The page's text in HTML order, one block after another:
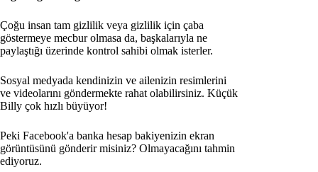
Çoğu insan tam gizlilik veya gizlilik için çaba
göstermeye mecbur olmasa da, başkalarıyla ne
paylaştığı üzerinde kontrol sahibi olmak isterler.
Sosyal medyada kendinizin ve ailenizin resimlerini
ve videolarını göndermekte rahat olabilirsiniz. Küçük
Billy çok hızlı büyüyor!
Peki Facebook'a banka hesap bakiyenizin ekran
görüntüsünü gönderir misiniz? Olmayacağını tahmin
ediyoruz.